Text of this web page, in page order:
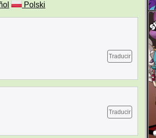
Polski
Traducir
Traducir